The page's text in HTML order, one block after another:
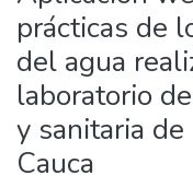
prácticas de
del agua
laboratorio
y sanitaria
Cauca